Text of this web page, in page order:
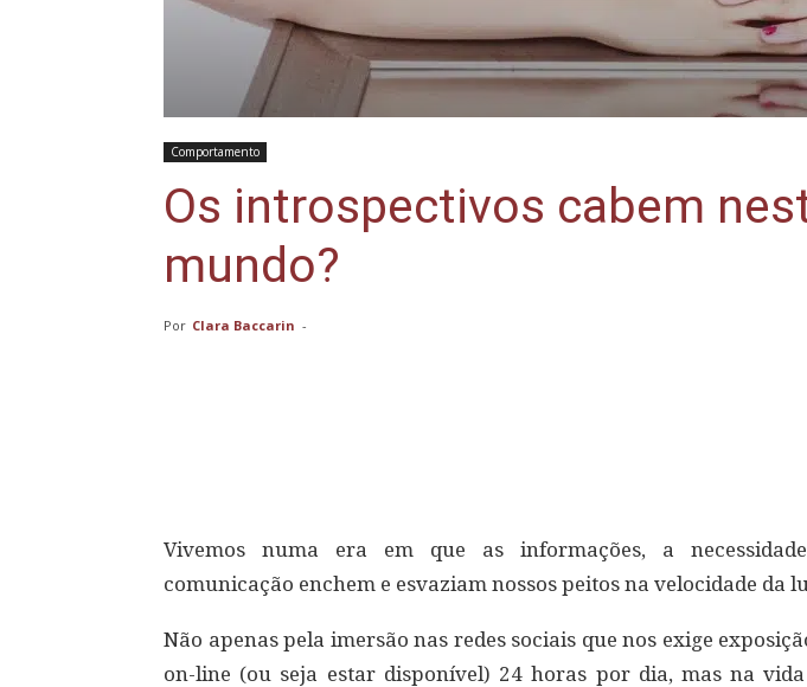
Comportamento
Os introspectivos cabem
mundo?
Por Clara Baccarin -
Vivemos numa era em que as informações, a
comunicação enchem e esvaziam nossos peitos na velocidade da
Não apenas pela imersão nas redes sociais que nos exige
on-line (ou seja estar disponível) 24 horas por dia, mas na vida